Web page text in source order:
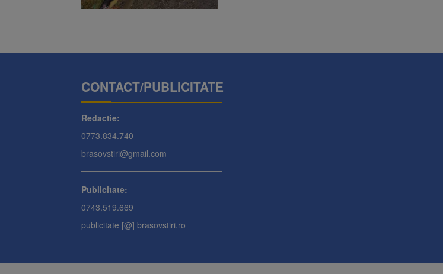
CONTACT/PUBLICITATE
Redactie:
0773.834.740
brasovstiri@gmail.com
Publicitate:
0743.519.669
publicitate [@] brasovstiri.ro